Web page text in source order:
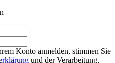
Konto anmelden, stimmen Sie
und der Verarbeitung,